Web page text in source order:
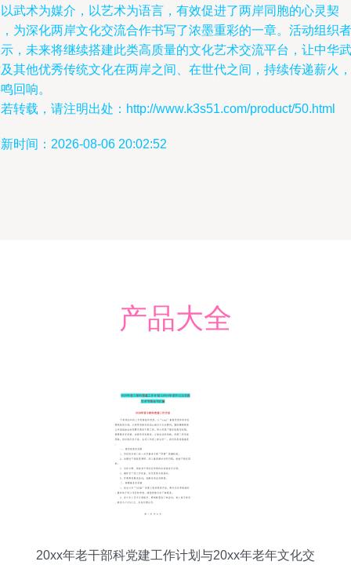
武术为媒介，以艺术为语言，有效促进了两岸同胞的心灵契
为深化两岸文化交流合作书写了浓墨重彩的一章。活动组织者
，未来将继续搭建此类高质量的文化艺术交流平台，让中华武
其他优秀传统文化在两岸之间、在世代之间，持续传递薪火，
回响。
转载，请注明出处：http://www.k3s51.com/product/50.html
时间：2026-08-06 20:02:52
产品大全
20xx年老干部科党建工作计划与20xx年老年文化交